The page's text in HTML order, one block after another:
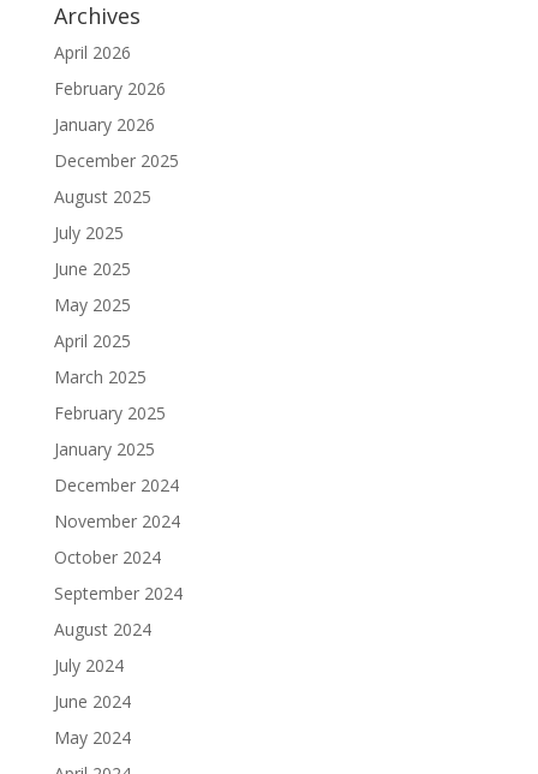
Archives
April 2026
February 2026
January 2026
December 2025
August 2025
July 2025
June 2025
May 2025
April 2025
March 2025
February 2025
January 2025
December 2024
November 2024
October 2024
September 2024
August 2024
July 2024
June 2024
May 2024